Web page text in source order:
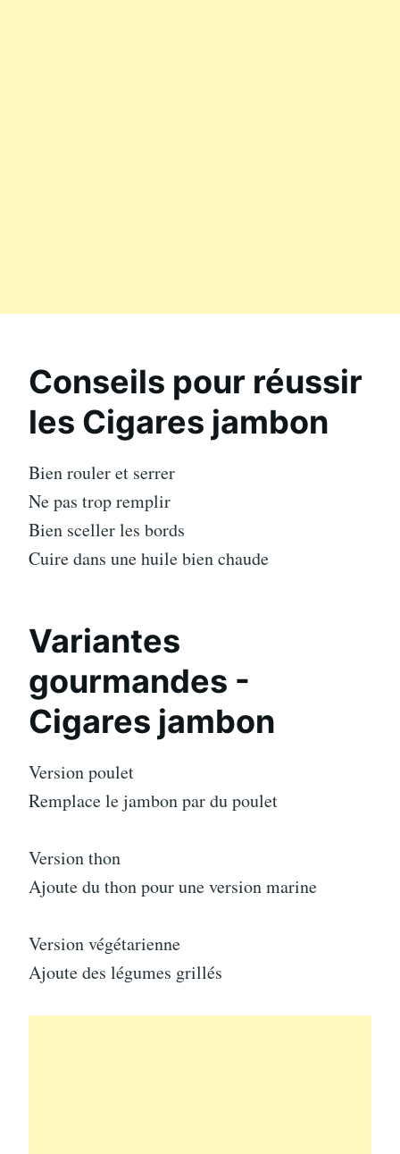
Conseils pour réussir
les Cigares jambon
Bien rouler et serrer
Ne pas trop remplir
Bien sceller les bords
Cuire dans une huile bien chaude
Variantes
gourmandes -
Cigares jambon
Version poulet
Remplace le jambon par du poulet
Version thon
Ajoute du thon pour une version marine
Version végétarienne
Ajoute des légumes grillés